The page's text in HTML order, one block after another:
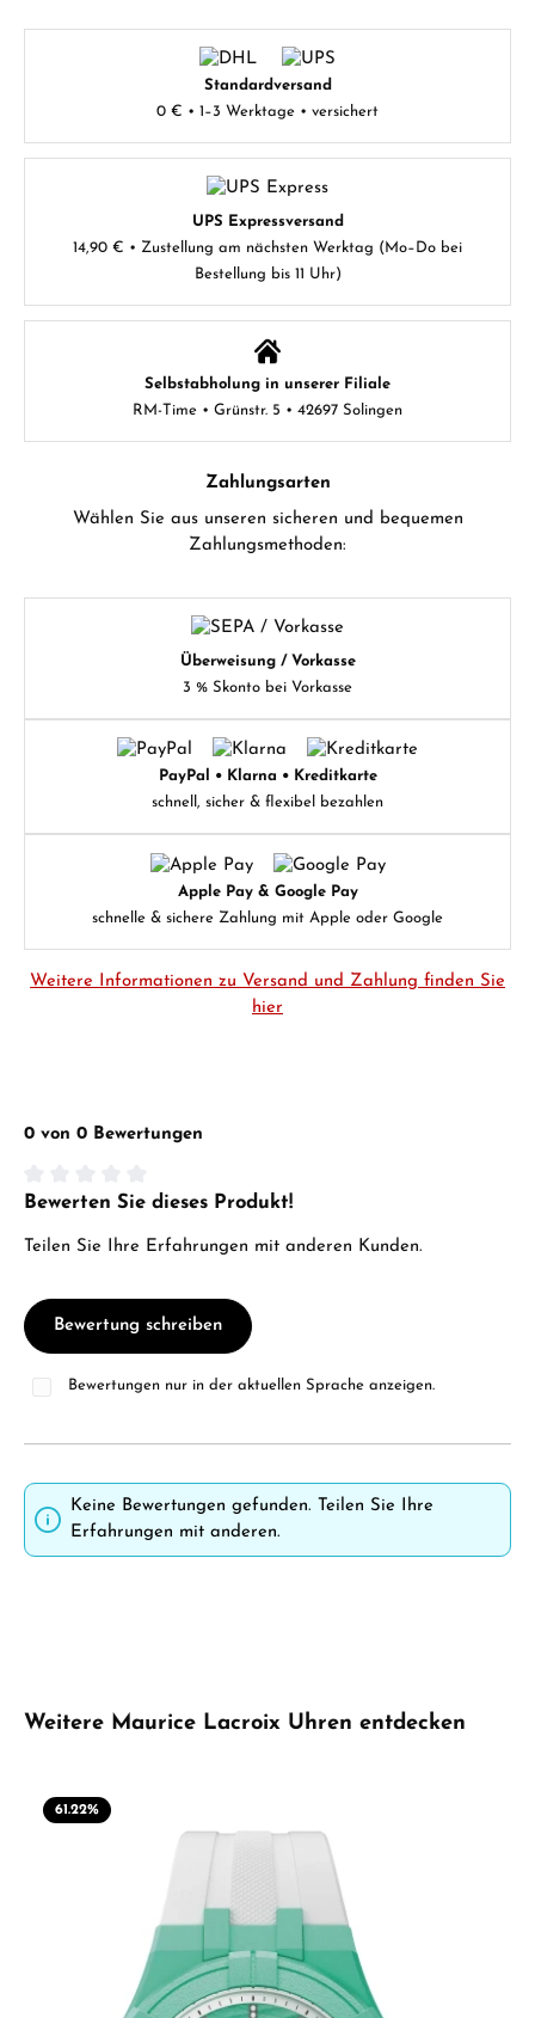
Standardversand
0 € • 1–3 Werktage • versichert
UPS Expressversand
14,90 € • Zustellung am nächsten Werktag (Mo–Do bei
Bestellung bis 11 Uhr)
Selbstabholung in unserer Filiale
RM-Time • Grünstr. 5 • 42697 Solingen
Zahlungsarten
Wählen Sie aus unseren sicheren und bequemen
Zahlungsmethoden:
Überweisung / Vorkasse
3 % Skonto bei Vorkasse
PayPal • Klarna • Kreditkarte
schnell, sicher & flexibel bezahlen
Apple Pay & Google Pay
schnelle & sichere Zahlung mit Apple oder Google
Weitere Informationen zu Versand und Zahlung finden Sie
hier
0 von 0 Bewertungen
Durchschnittliche Bewertung von 0 von 5 Sternen
Bewerten Sie dieses Produkt!
Teilen Sie Ihre Erfahrungen mit anderen Kunden.
Bewertung schreiben
Bewertungen nur in der aktuellen Sprache anzeigen.
Keine Bewertungen gefunden. Teilen Sie Ihre
Erfahrungen mit anderen.
Produktgalerie überspringen
Weitere Maurice Lacroix Uhren entdecken
61.22%